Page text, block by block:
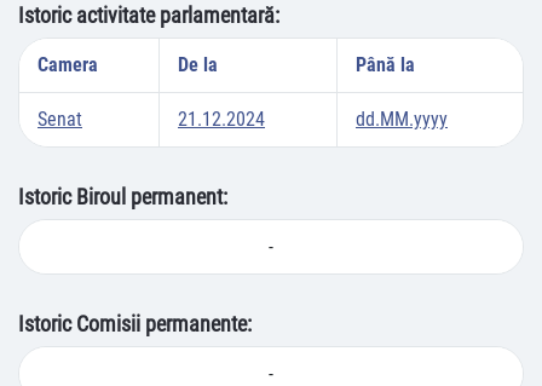
Istoric activitate parlamentară:
Camera De la Până la
Senat 21.12.2024 dd.MM.yyyy
Istoric Biroul permanent:
-
Istoric Comisii permanente:
-